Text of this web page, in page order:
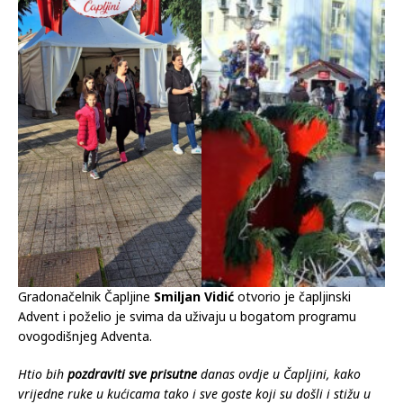
Gradonačelnik Čapljine Smiljan Vidić otvorio je čapljinski
Advent i poželio je svima da uživaju u bogatom programu
ovogodišnjeg Adventa.
Htio bih pozdraviti sve prisutne danas ovdje u Čapljini, kako
vrijedne ruke u kućicama tako i sve goste koji su došli i stižu u